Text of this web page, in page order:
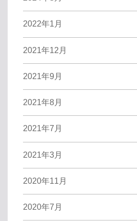
2022年1月
2021年12月
2021年9月
2021年8月
2021年7月
2021年3月
2020年11月
2020年7月